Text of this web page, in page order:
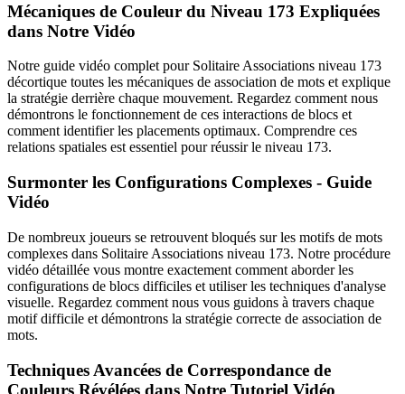
Mécaniques de Couleur du Niveau 173 Expliquées
dans Notre Vidéo
Notre guide vidéo complet pour Solitaire Associations niveau 173
décortique toutes les mécaniques de association de mots et explique
la stratégie derrière chaque mouvement. Regardez comment nous
démontrons le fonctionnement de ces interactions de blocs et
comment identifier les placements optimaux. Comprendre ces
relations spatiales est essentiel pour réussir le niveau 173.
Surmonter les Configurations Complexes - Guide
Vidéo
De nombreux joueurs se retrouvent bloqués sur les motifs de mots
complexes dans Solitaire Associations niveau 173. Notre procédure
vidéo détaillée vous montre exactement comment aborder les
configurations de blocs difficiles et utiliser les techniques d'analyse
visuelle. Regardez comment nous vous guidons à travers chaque
motif difficile et démontrons la stratégie correcte de association de
mots.
Techniques Avancées de Correspondance de
Couleurs Révélées dans Notre Tutoriel Vidéo